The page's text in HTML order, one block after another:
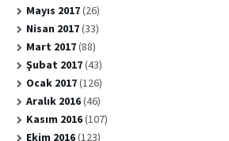
Mayıs 2017(26)
Nisan 2017(33)
Mart 2017(88)
Şubat 2017(43)
Ocak 2017(126)
Aralık 2016(46)
Kasım 2016(107)
Ekim 2016(123)